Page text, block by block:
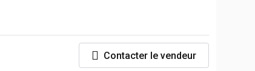
Contacter le vendeur